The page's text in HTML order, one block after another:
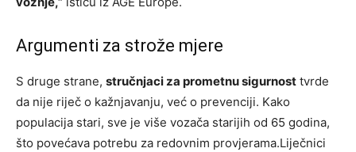
Argumenti za strože mjere
S druge strane, stručnjaci za prometnu sigurnost tvrde
da nije riječ o kažnjavanju, već o prevenciji. Kako
populacija stari, sve je više vozača starijih od 65 godina,
što povećava potrebu za redovnim provjerama.Liječnici